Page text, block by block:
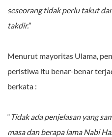
seseorang tidak perlu takut
takdir.”
Menurut mayoritas Ulama,
peristiwa itu benar-benar
berkata :
“ Tidak ada penjelasan yang
masa dan berapa lama Nabi